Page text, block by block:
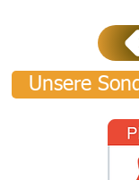
Unsere